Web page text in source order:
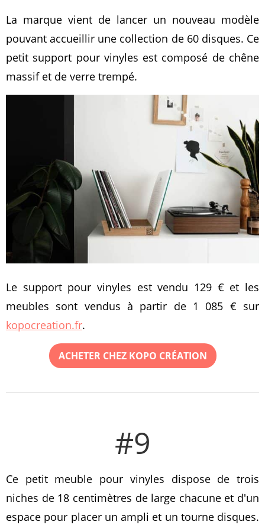
La marque vient de lancer un nouveau modèle
pouvant accueillir une collection de 60 disques. Ce
petit support pour vinyles est composé de chêne
massif et de verre trempé.
Le support pour vinyles est vendu 129 € et les
meubles sont vendus à partir de 1 085 € sur
kopocreation.fr.
ACHETER CHEZ KOPO CRÉATION
#9
Ce petit meuble pour vinyles dispose de trois
niches de 18 centimètres de large chacune et d'un
espace pour placer un ampli et un tourne disques.